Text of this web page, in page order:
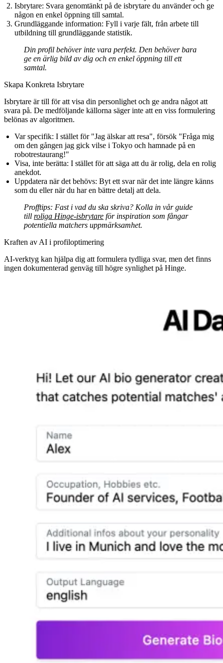
Isbrytare: Svara genomtänkt på de isbrytare du använder och ge
någon en enkel öppning till samtal.
Grundläggande information: Fyll i varje fält, från arbete till
utbildning till grundläggande statistik.
Din profil behöver inte vara perfekt. Den behöver bara
ge en ärlig bild av dig och en enkel öppning till ett
samtal.
Skapa Konkreta Isbrytare
Isbrytare är till för att visa din personlighet och ge andra något att
svara på. De medföljande källorna säger inte att en viss formulering
belönas av algoritmen.
Var specifik: I stället för "Jag älskar att resa", försök "Fråga mig
om den gången jag gick vilse i Tokyo och hamnade på en
robotrestaurang!"
Visa, inte berätta: I stället för att säga att du är rolig, dela en rolig
anekdot.
Uppdatera när det behövs: Byt ett svar när det inte längre känns
som du eller när du har en bättre detalj att dela.
Profftips: Fast i vad du ska skriva? Kolla in vår guide
till roliga Hinge-isbrytare för inspiration som fångar
potentiella matchers uppmärksamhet.
Kraften av AI i profiloptimering
AI-verktyg kan hjälpa dig att formulera tydliga svar, men det finns
ingen dokumenterad genväg till högre synlighet på Hinge.